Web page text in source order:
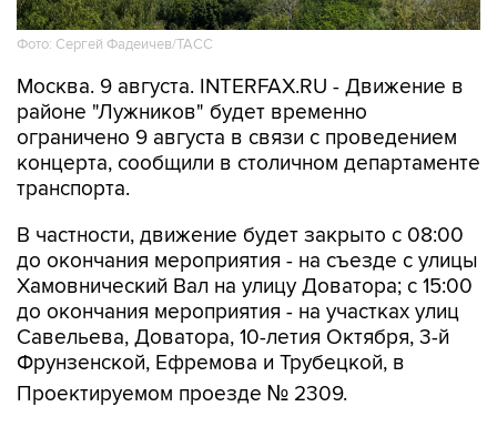
Фото: Сергей Фадеичев/ТАСС
Москва. 9 августа. INTERFAX.RU - Движение в
районе "Лужников" будет временно
ограничено 9 августа в связи с проведением
концерта, сообщили в столичном департаменте
транспорта.
В частности, движение будет закрыто с 08:00
до окончания мероприятия - на съезде с улицы
Хамовнический Вал на улицу Доватора; с 15:00
до окончания мероприятия - на участках улиц
Савельева, Доватора, 10-летия Октября, 3-й
Фрунзенской, Ефремова и Трубецкой, в
Проектируемом проезде № 2309.